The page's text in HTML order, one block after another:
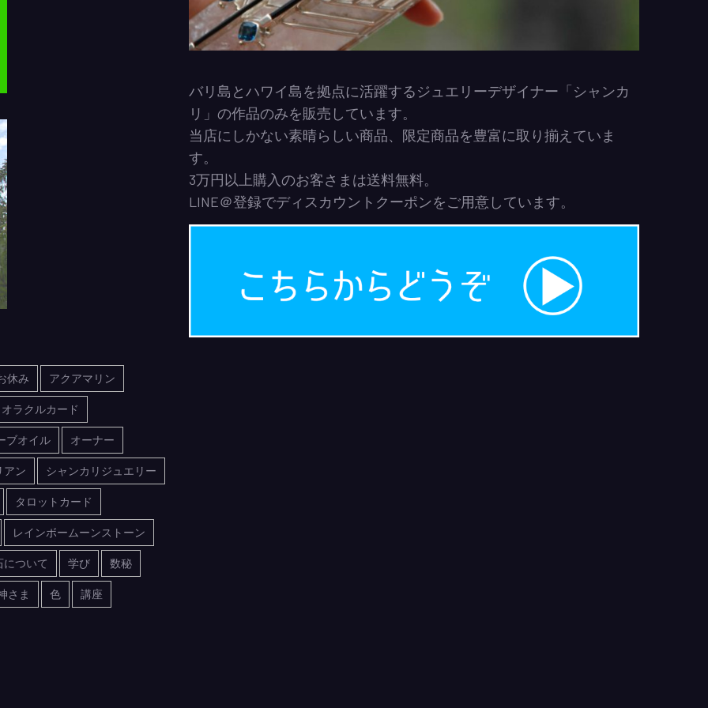
休み アクアマリン
オラクルカード
ブオイル オーナー
アン シャンカリジュエリー
タロットカード
レインボームーンストーン
について 学び 数秘
さま 色 講座
バリ島とハワイ島を拠点に活躍するジュエリーデザイナー「シャンカ
リ」の作品のみを販売しています。
当店にしかない素晴らしい商品、限定商品を豊富に取り揃えていま
す。
3万円以上購入のお客さまは送料無料。
LINE＠登録でディスカウントクーポンをご用意しています。